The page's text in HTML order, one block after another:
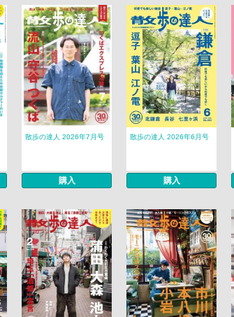
散歩の達人 2026年7月号
購入
散歩の達人 2026年6月号
購入